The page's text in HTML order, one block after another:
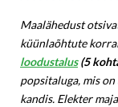
Maalähedust
küünlaõhtute
loodustalus(5
popsitaluga, mis
kandis. Elekter